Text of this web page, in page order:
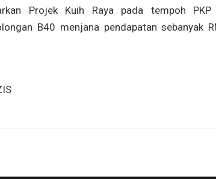
Projek Kuih Raya pada tempoh
B40 menjana pendapatan sebanyak